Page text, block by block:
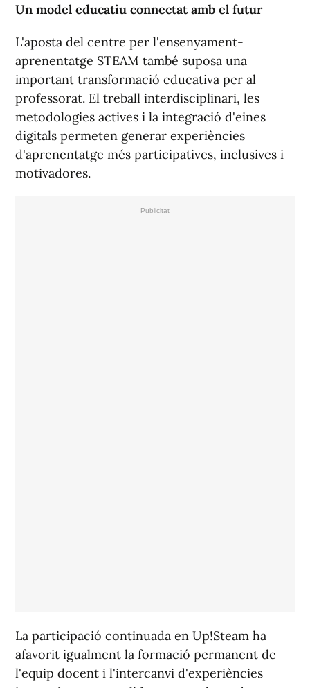
Un model educatiu connectat amb el futur
L'aposta del centre per l'ensenyament-
aprenentatge STEAM també suposa una
important transformació educativa per al
professorat. El treball interdisciplinari, les
metodologies actives i la integració d'eines
digitals permeten generar experiències
d'aprenentatge més participatives, inclusives i
motivadores.
La participació continuada en Up!Steam ha
afavorit igualment la formació permanent de
l'equip docent i l'intercanvi d'experiències